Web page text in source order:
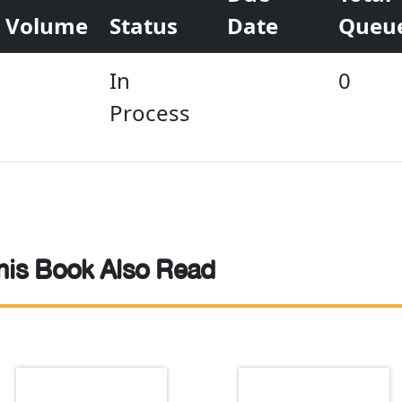
Volume Status
Date
In
Process
0
Book Also Read